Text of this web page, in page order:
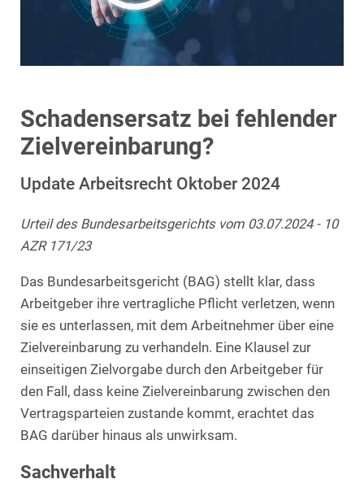
Schadensersatz bei fehlender
Zielvereinbarung?
Update Arbeitsrecht Oktober 2024
Urteil des Bundesarbeitsgerichts vom 03.07.2024 - 10
AZR 171/23
Das Bundesarbeitsgericht (BAG) stellt klar, dass
Arbeitgeber ihre vertragliche Pflicht verletzen, wenn
sie es unterlassen, mit dem Arbeitnehmer über eine
Zielvereinbarung zu verhandeln. Eine Klausel zur
einseitigen Zielvorgabe durch den Arbeitgeber für
den Fall, dass keine Zielvereinbarung zwischen den
Vertragsparteien zustande kommt, erachtet das
BAG darüber hinaus als unwirksam.
Sachverhalt